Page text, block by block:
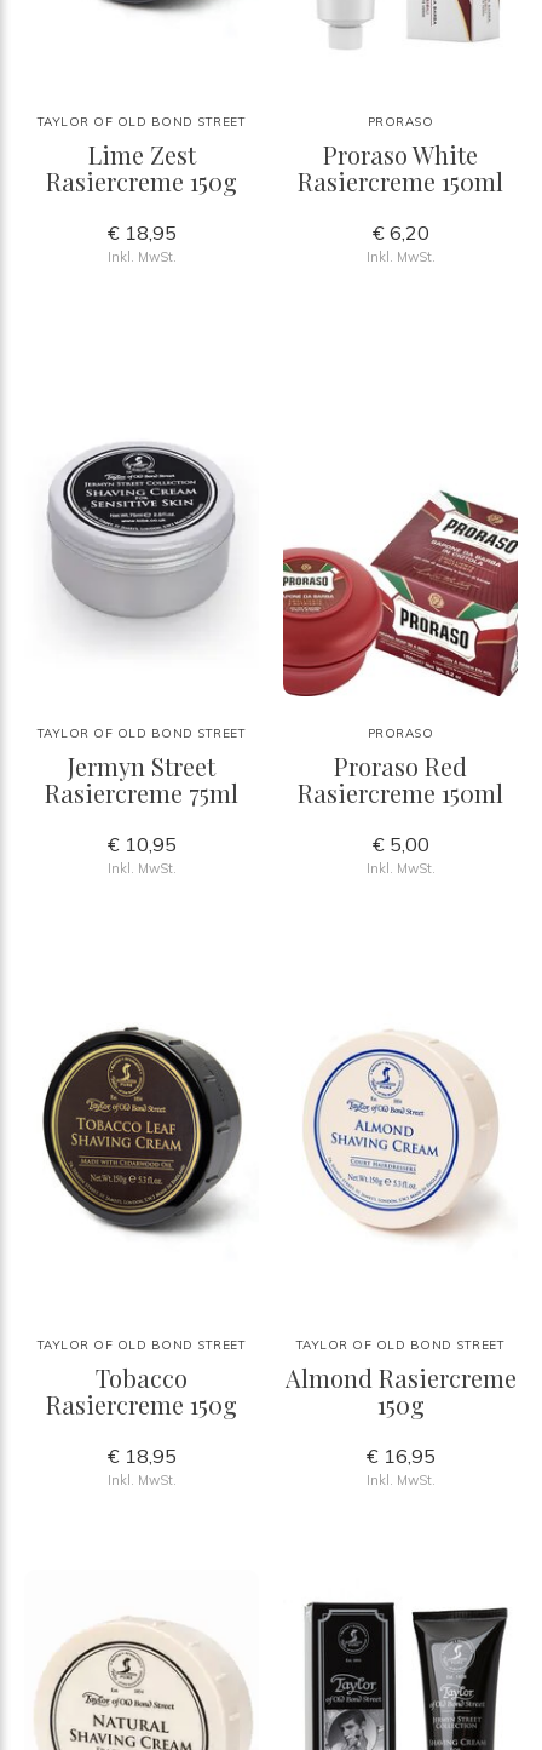
TAYLOR OF OLD BOND STREET
Lime Zest
Rasiercreme 150g
€ 18,95
Inkl. MwSt.
PRORASO
Proraso White
Rasiercreme 150ml
€ 6,20
Inkl. MwSt.
TAYLOR OF OLD BOND STREET
Jermyn Street
Rasiercreme 75ml
€ 10,95
Inkl. MwSt.
PRORASO
Proraso Red
Rasiercreme 150ml
€ 5,00
Inkl. MwSt.
TAYLOR OF OLD BOND STREET
Tobacco
Rasiercreme 150g
€ 18,95
Inkl. MwSt.
TAYLOR OF OLD BOND STREET
Almond Rasiercreme
150g
€ 16,95
Inkl. MwSt.